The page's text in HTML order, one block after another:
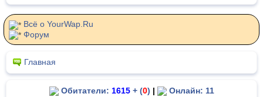
Всё о YourWap.Ru
Форум
Главная
Обитатели: 1615+ (0) | Онлайн: 11